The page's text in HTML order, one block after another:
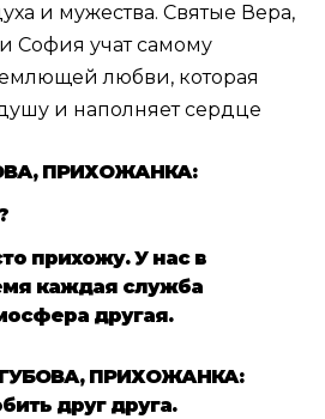
и мужества. Святые Вера,
София учат самому
любви, которая
и наполняет сердце
ПРИХОЖАНКА:
прихожу. У нас в
каждая служба
другая.
ПРИХОЖАНКА:
друг друга.